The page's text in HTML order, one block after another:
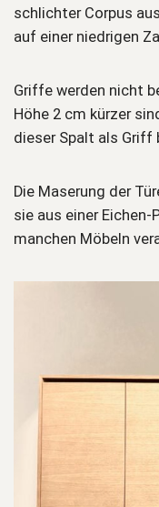
schlichter Corpus
auf einer niedrigen
Griffe werden nicht
Höhe 2 cm kürzer
dieser Spalt als Griff
Die Maserung der
sie aus einer
manchen Möbeln